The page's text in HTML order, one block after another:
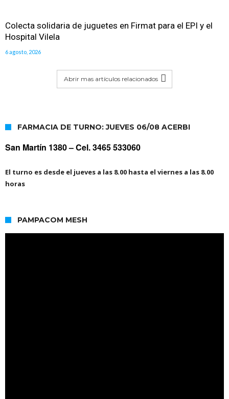
Colecta solidaria de juguetes en Firmat para el EPI y el
Hospital Vilela
6 agosto, 2026
Abrir mas artículos relacionados
FARMACIA DE TURNO: JUEVES 06/08 ACERBI
San Martín 1380 –Cel. 3465 533060
El turno es desde el jueves a las 8.00 hasta el viernes a las 8.00
horas
PAMPACOM MESH